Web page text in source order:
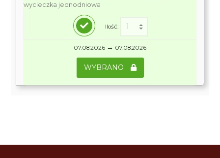
wycieczka jednodniowa
Ilość:
07.08.2026 → 07.08.2026
WYBRANO